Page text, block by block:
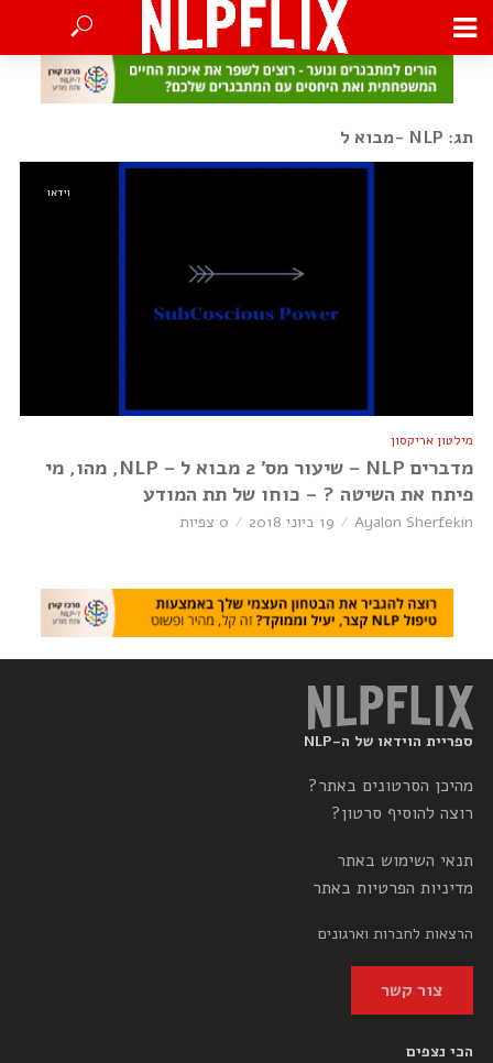
תג: NLP -מבוא ל
וידאו
מילטון אריקסון
מדברים NLP – שיעור מס’ 2 מבוא ל – NLP, מהו, מי
פיתח את השיטה ? – כוחו של תת המודע
Ayalon Sherfekin 19 ביוני 2018 0 צפיות
ספריית הוידאו של ה-NLP
מהיכן הסרטונים באתר?
רוצה להוסיף סרטון?
תנאי השימוש באתר
מדיניות הפרטיות באתר
הרצאות לחברות וארגונים
צור קשר
הכי נצפים